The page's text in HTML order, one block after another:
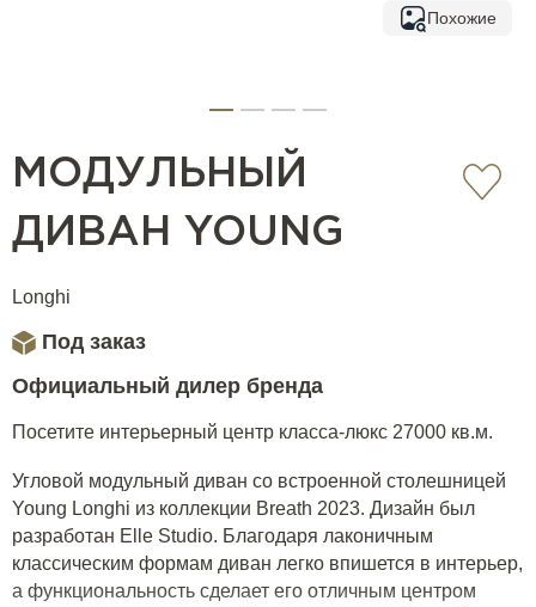
Похожие
МОДУЛЬНЫЙ
ДИВАН YOUNG
Longhi
Под заказ
Официальный дилер бренда
Посетите интерьерный центр класса-люкс 27000 кв.м.
Угловой модульный диван со встроенной столешницей
Young Longhi из коллекции Breath 2023. Дизайн был
разработан Elle Studio. Благодаря лаконичным
классическим формам диван легко впишется в интерьер,
а функциональность сделает его отличным центром